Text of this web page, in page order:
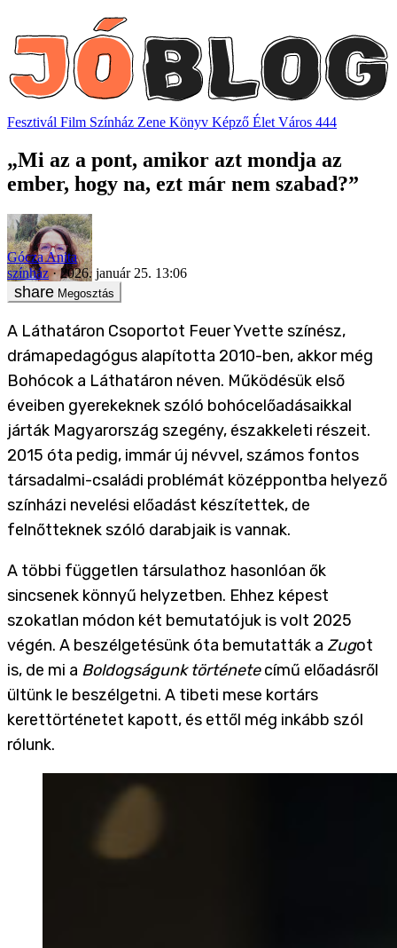
Fesztivál Film Színház Zene Könyv Képző Élet Város 444
„Mi az a pont, amikor azt mondja az
ember, hogy na, ezt már nem szabad?”
Gócza Anita
színház
2026. január 25. 13:06
Megosztás
A Láthatáron Csoportot Feuer Yvette színész,
drámapedagógus alapította 2010-ben, akkor még
Bohócok a Láthatáron néven. Működésük első
éveiben gyerekeknek szóló bohócelőadásaikkal
járták Magyarország szegény, északkeleti részeit.
2015 óta pedig, immár új névvel, számos fontos
társadalmi-családi problémát középpontba helyező
színházi nevelési előadást készítettek, de
felnőtteknek szóló darabjaik is vannak.
A többi független társulathoz hasonlóan ők
sincsenek könnyű helyzetben. Ehhez képest
szokatlan módon két bemutatójuk is volt 2025
végén. A beszélgetésünk óta bemutatták a Zugot
is, de mi a Boldogságunk történetecímű előadásről
ültünk le beszélgetni. A tibeti mese kortárs
kerettörténetet kapott, és ettől még inkább szól
rólunk.